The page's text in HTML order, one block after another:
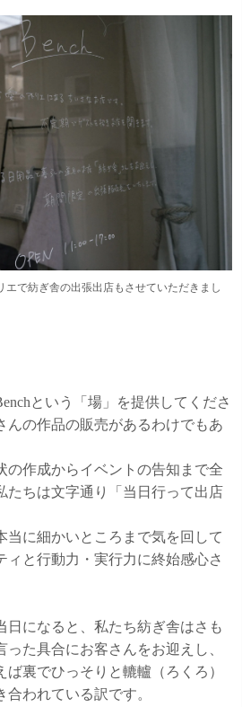
エで紡ぎ舎の出張出店もさせていただきまし
という「場」を提供してくださ
んの作品の販売があるわけでもあ
の作成からイベントの告知まで全
たちは文字通り「当日行って出店
当に細かいところまで気を回して
ィと行動力・実行力に終始感心さ
日になると、私たち紡ぎ舎はさも
た具合にお客さんをお迎えし、
裏でひっそりと轆轤（ろくろ）
われている訳です。